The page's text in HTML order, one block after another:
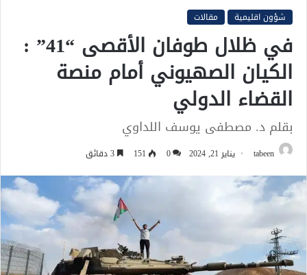
شؤون اقليمية مقالات
في ظلال طوفان الأقصى “41” :
الكيان الصهيوني أمام منصة
القضاء الدولي
بقلم د. مصطفى يوسف اللداوي
tabeen يناير 21, 2024 0
151